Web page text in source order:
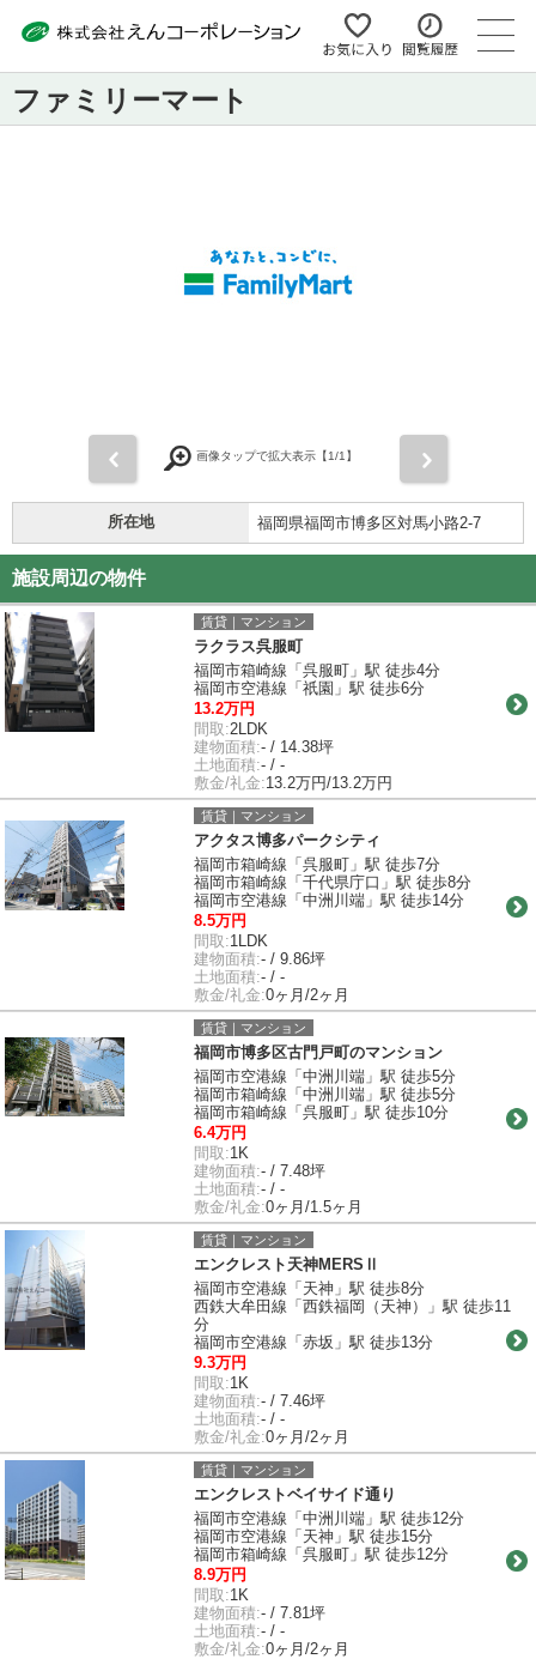
ファミリーマート
画像タップで拡大表示【1/1】
所在地 福岡県福岡市博多区対馬小路2-7
施設周辺の物件
賃貸｜マンション
ラクラス呉服町
福岡市箱崎線「呉服町」駅 徒歩4分
福岡市空港線「祇園」駅 徒歩6分
13.2万円
間取:2LDK
建物面積:- / 14.38坪
土地面積:- / -
敷金/礼金:13.2万円/13.2万円
賃貸｜マンション
アクタス博多パークシティ
福岡市箱崎線「呉服町」駅 徒歩7分
福岡市箱崎線「千代県庁口」駅 徒歩8分
福岡市空港線「中洲川端」駅 徒歩14分
8.5万円
間取:1LDK
建物面積:- / 9.86坪
土地面積:- / -
敷金/礼金:0ヶ月/2ヶ月
賃貸｜マンション
福岡市博多区古門戸町のマンション
福岡市空港線「中洲川端」駅 徒歩5分
福岡市箱崎線「中洲川端」駅 徒歩5分
福岡市箱崎線「呉服町」駅 徒歩10分
6.4万円
間取:1K
建物面積:- / 7.48坪
土地面積:- / -
敷金/礼金:0ヶ月/1.5ヶ月
賃貸｜マンション
エンクレスト天神MERSⅡ
福岡市空港線「天神」駅 徒歩8分
西鉄大牟田線「西鉄福岡（天神）」駅 徒歩11
分
福岡市空港線「赤坂」駅 徒歩13分
9.3万円
間取:1K
建物面積:- / 7.46坪
土地面積:- / -
敷金/礼金:0ヶ月/2ヶ月
賃貸｜マンション
エンクレストベイサイド通り
福岡市空港線「中洲川端」駅 徒歩12分
福岡市空港線「天神」駅 徒歩15分
福岡市箱崎線「呉服町」駅 徒歩12分
8.9万円
間取:1K
建物面積:- / 7.81坪
土地面積:- / -
敷金/礼金:0ヶ月/2ヶ月